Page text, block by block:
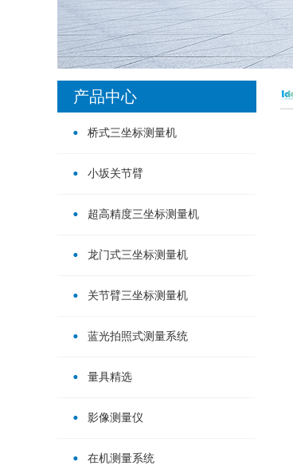
产品中心
桥式三坐标测量机
小坂关节臂
超高精度三坐标测量机
龙门式三坐标测量机
关节臂三坐标测量机
蓝光拍照式测量系统
量具精选
影像测量仪
在机测量系统